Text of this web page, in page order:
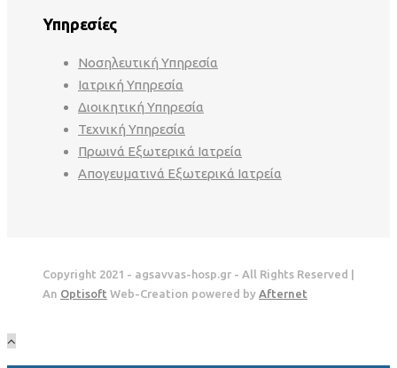
Υπηρεσίες
Νοσηλευτική Υπηρεσία
Ιατρική Υπηρεσία
Διοικητική Υπηρεσία
Τεχνική Υπηρεσία
Πρωινά Εξωτερικά Ιατρεία
Απογευματινά Εξωτερικά Ιατρεία
Copyright 2021 - agsavvas-hosp.gr - All Rights Reserved |
An Optisoft Web-Creation powered by Afternet